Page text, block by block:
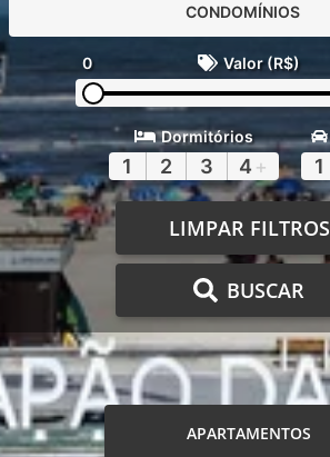
CONDOMÍNIOS
0 Valor (R$)
Dormitórios
1 2 3 4 + 1
LIMPAR FILTROS
BUSCAR
APARTAMENTOS